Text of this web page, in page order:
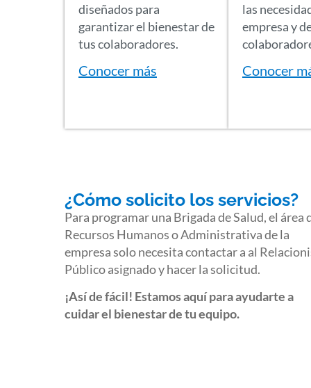
diseñados para
garantizar el bienestar de
tus colaboradores.
Conocer más
las
empresa y
Conocer
¿Cómo solicito los servicios?
Para programar una Brigada de Salud, el área
Recursos Humanos o Administrativa de la
empresa solo necesita contactar a al
Público asignado y hacer la solicitud.
¡Así de fácil! Estamos aquí para ayudarte a
cuidar el bienestar de tu equipo.